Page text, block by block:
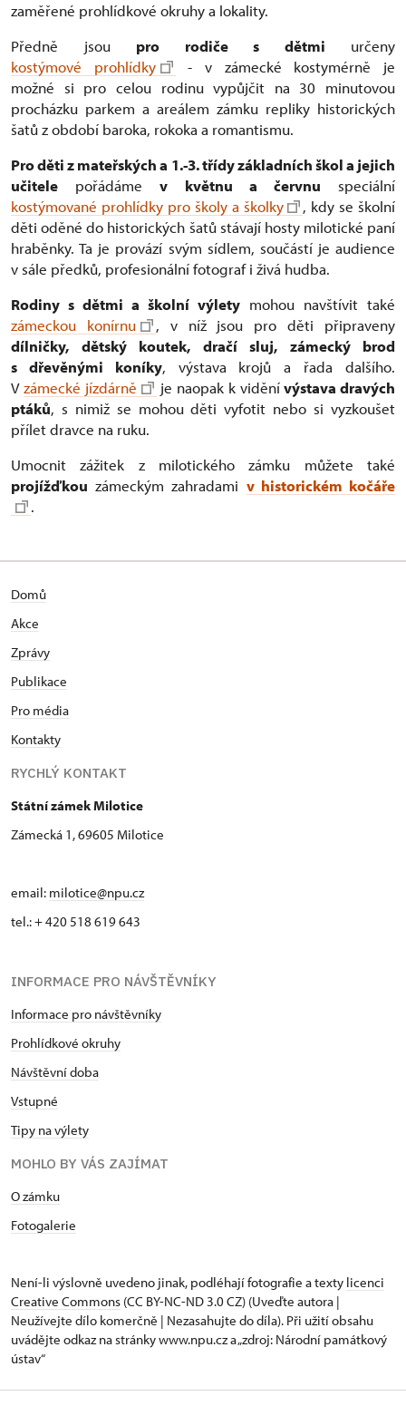
zaměřené prohlídkové okruhy a lokality.
Předně jsou pro rodiče s dětmi určeny
kostýmové prohlídky
- v zámecké kostymérně je
možné si pro celou rodinu vypůjčit na 30 minutovou
procházku parkem a areálem zámku repliky historických
šatů z období baroka, rokoka a romantismu.
Pro děti z mateřských a 1.-3. třídy základních škol a jejich
učitele pořádámev květnu a červnu speciální
kostýmované prohlídky pro školy a školky
, kdy se školní
děti oděné do historických šatů stávají hosty milotické paní
hraběnky. Ta je provází svým sídlem, součástí je audience
v sále předků, profesionální fotograf i živá hudba.
Rodiny s dětmi a školní výlety mohou navštívit také
zámeckou konírnu
, v níž jsou pro děti připraveny
dílničky, dětský koutek, dračí sluj, zámecký brod
s dřevěnými koníky, výstava krojů a řada dalšího.
Vzámecké jízdárně je naopak k viděnívýstava dravých
ptáků, s nimiž se mohou děti vyfotit nebo si vyzkoušet
přílet dravce na ruku.
Umocnit zážitek z milotického zámku můžete také
projížďkou zámeckým zahradami v historickém kočáře
.
Domů
Akce
Zprávy
Publikace
Pro média
Kontakty
RYCHLÝ KONTAKT
Státní zámek Milotice
Zámecká 1, 69605 Milotice
email: milotice@npu.cz
tel.: + 420 518 619 643
INFORMACE PRO NÁVŠTĚVNÍKY
Informace pro návštěvníky
Prohlídkové okruhy
Návštěvní doba
Vstupné
Tipy na výlety
MOHLO BY VÁS ZAJÍMAT
O zámku
Fotogalerie
Není-li výslovně uvedeno jinak, podléhají fotografie a texty licenci
Creative Commons (CC BY-NC-ND 3.0 CZ) (Uveďte autora |
Neužívejte dílo komerčně | Nezasahujte do díla). Při užití obsahu
uvádějte odkaz na stránky www.npu.cz a „zdroj: Národní památkový
ústav“